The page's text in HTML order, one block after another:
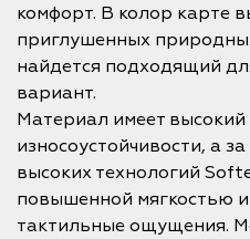
комфорт. В колор карте
приглушенных
найдется подходящий
вариант.
Материал имеет высокий
износоустойчивости, а
высоких технологий
повышенной мягкостью
тактильные ощущения.